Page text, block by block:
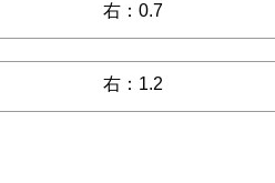
右：0.7
右：1.2